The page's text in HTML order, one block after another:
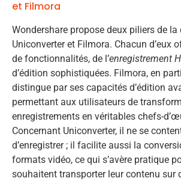
et Filmora
Wondershare propose deux piliers de la
Uniconverter et Filmora. Chacun d’eux
de fonctionnalités, de l’enregistrement
d’édition sophistiquées. Filmora, en
distingue par ses capacités d’édition
permettant aux utilisateurs de
enregistrements en véritables chefs-
Concernant Uniconverter, il ne se
d’enregistrer ; il facilite aussi la
formats vidéo, ce qui s’avère pratique
souhaitent transporter leur contenu sur